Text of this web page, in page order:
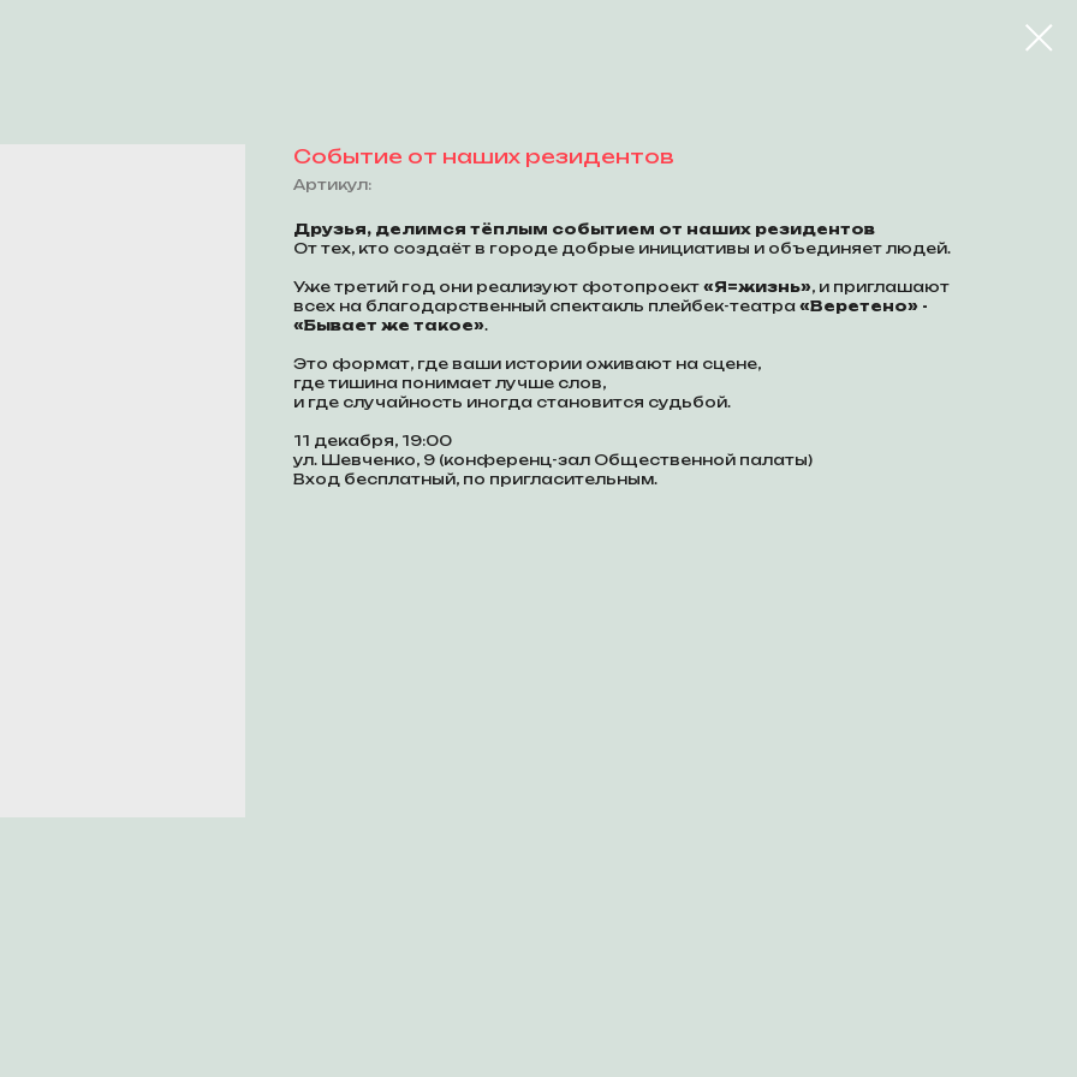
Событие от наших резидентов
Артикул:
Друзья, делимся тёплым событием от наших резидентов
От тех, кто создаёт в городе добрые инициативы и объединяет людей.
Уже третий год они реализуют фотопроект «Я=жизнь», и приглашают
всех на благодарственный спектакль плейбек-театра «Веретено» -
«Бывает же такое».
Это формат, где ваши истории оживают на сцене,
где тишина понимает лучше слов,
и где случайность иногда становится судьбой.
11 декабря, 19:00
ул. Шевченко, 9 (конференц-зал Общественной палаты)
Вход бесплатный, по пригласительным.